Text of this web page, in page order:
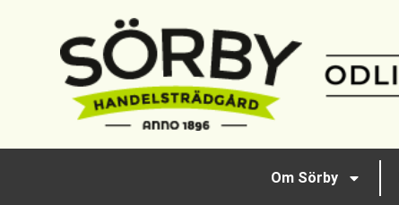
Om Sörby